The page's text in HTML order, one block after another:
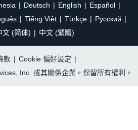
Deutsch English
Español
Tiếng Việt Türkçe
Ρусский
文 (简体) 中文 (繁體)
款 | Cookie 偏好設定 |
Inc. 或其關係企業。保留所有權利。